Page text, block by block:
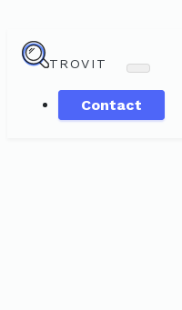
TROVIT
Contact